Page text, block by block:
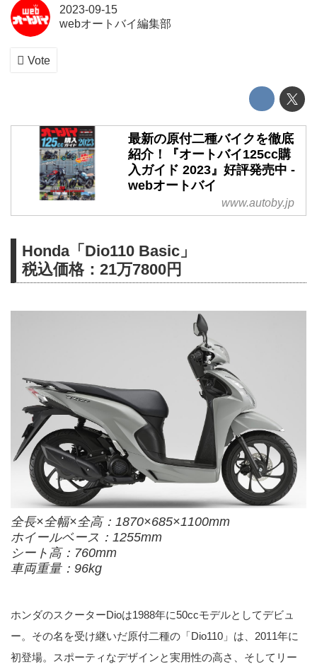
2023-09-15
webオートバイ編集部
Vote
最新の原付二種バイクを徹底
紹介！『オートバイ125cc購
入ガイド 2023』好評発売中 -
webオートバイ
www.autoby.jp
Honda「Dio110 Basic」
税込価格：21万7800円
全長×全幅×全高：1870×685×1100mm
ホイールベース：1255mm
シート高：760mm
車両重量：96kg
ホンダのスクーターDioは1988年に50ccモデルとしてデビュ
ー。その名を受け継いだ原付二種の「Dio110」は、2011年に
初登場。スポーティなデザインと実用性の高さ、そしてリー